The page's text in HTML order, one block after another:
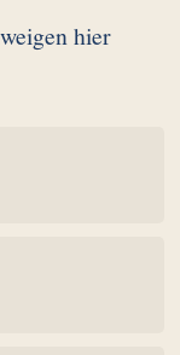
hier